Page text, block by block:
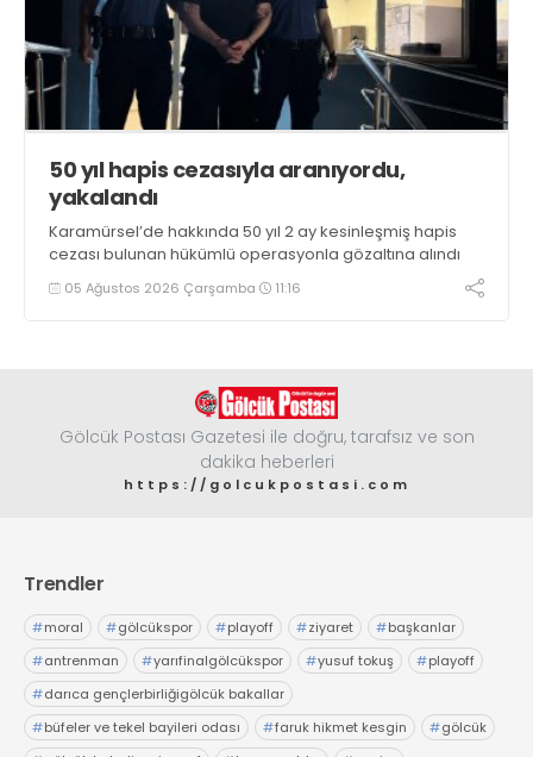
50 yıl hapis cezasıyla aranıyordu,
yakalandı
Karamürsel’de hakkında 50 yıl 2 ay kesinleşmiş hapis
cezası bulunan hükümlü operasyonla gözaltına alındı
05 Ağustos 2026 Çarşamba 11:16
Gölcük Postası Gazetesi ile doğru, tarafsız ve son
dakika heberleri
https://golcukpostasi.com
Trendler
#moral #gölcükspor #playoff #ziyaret #başkanlar
#antrenman #yarıfinalgölcükspor #yusuf tokuş #playoff
#darıca gençlerbirliğigölcük bakallar
#büfeler ve tekel bayileri odası #faruk hikmet kesgin #gölcük